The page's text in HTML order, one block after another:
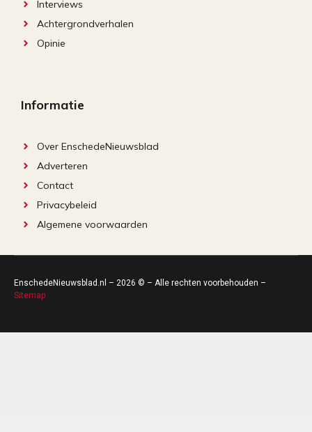
Interviews
Achtergrondverhalen
Opinie
Informatie
Over EnschedeNieuwsblad
Adverteren
Contact
Privacybeleid
Algemene voorwaarden
EnschedeNieuwsblad.nl – 2026 © – Alle rechten voorbehouden –
Sitemap